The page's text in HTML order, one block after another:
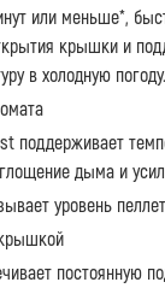
или меньше*,
крышки и
в холодную погоду.
поддерживает
дыма и
уровень пеллет
постоянную